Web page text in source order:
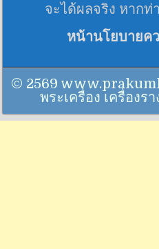
จะได้ผลจริง หาก
หน้านโยบายค
© 2569
พระเครื่อง เครื่องร